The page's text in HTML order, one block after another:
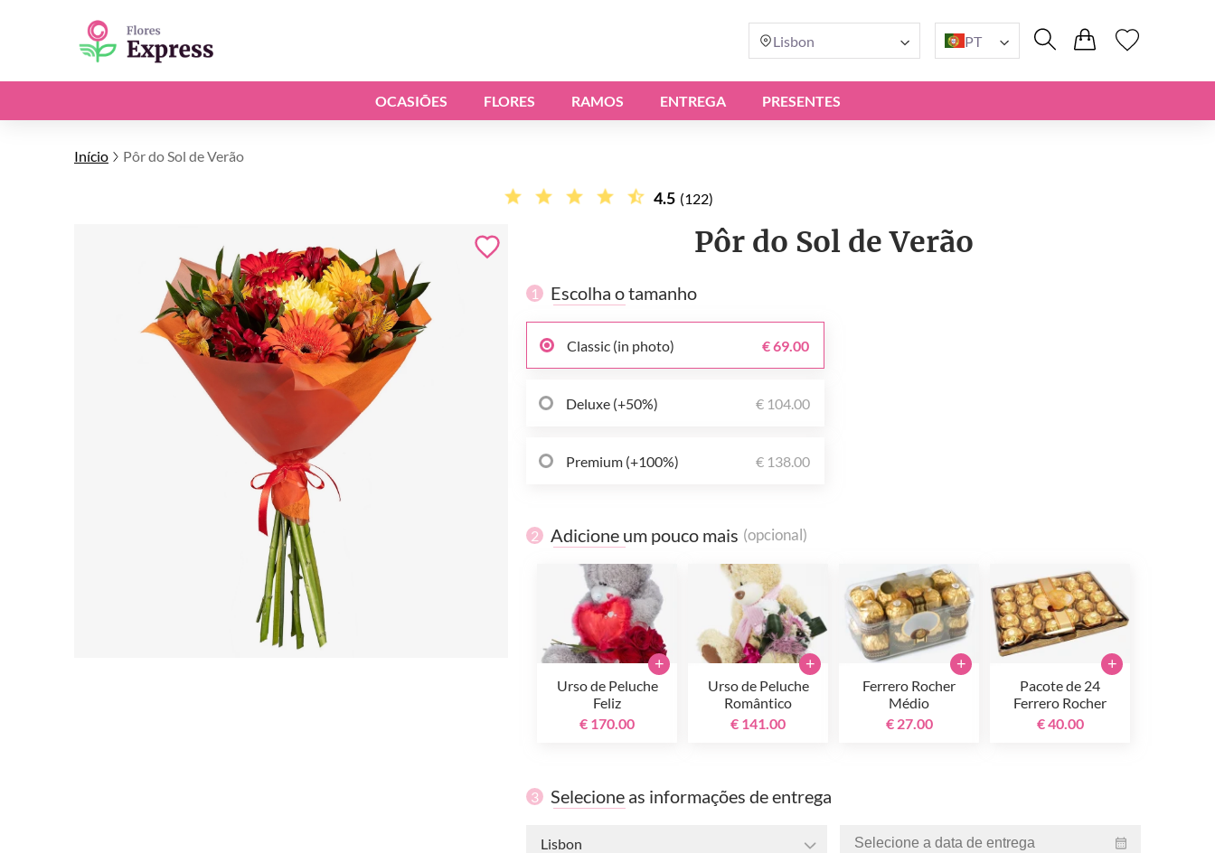
Lisbon PT
OCASIÕES FLORES RAMOS ENTREGA PRESENTES
Início Pôr do Sol de Verão
4.5 (122)
Pôr do Sol de Verão
1 Escolha o tamanho
Classic (in photo) € 69.00
Deluxe (+50%) € 104.00
Premium (+100%) € 138.00
2 Adicione um pouco mais (opcional)
Urso de Peluche
Feliz
€ 170.00
+
Urso de Peluche
Romântico
€ 141.00
+
Ferrero Rocher
Médio
€ 27.00
+
Pacote de 24
Ferrero Rocher
€ 40.00
+
3 Selecione as informações de entrega
Lisbon